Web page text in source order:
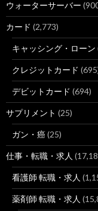
ウォーターサーバー
カード (2,773)
キャッシング・ローン
クレジットカード
デビットカード (694)
サプリメント (25)
ガン・癌(25)
仕事・転職・求人
看護師 転職・求人
薬剤師 転職・求人